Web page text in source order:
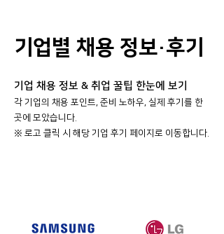
기업별 채용 정보·후기
기업 채용 정보 & 취업 꿀팁 한눈에 보기
각 기업의 채용 포인트, 준비 노하우, 실제 후기를 한
곳에 모았습니다.
​※ 로고 클릭 시 해당 기업 후기 페이지로 이동합니다.